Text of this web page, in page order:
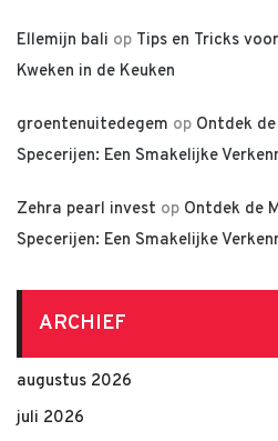
Ellemijn bali op Tips en Tricks
Kweken in de Keuken
groentenuitedegem op Ontdek
Specerijen: Een Smakelijke
Zehra pearl invest op Ontdek de
Specerijen: Een Smakelijke
ARCHIEF
augustus 2026
juli 2026